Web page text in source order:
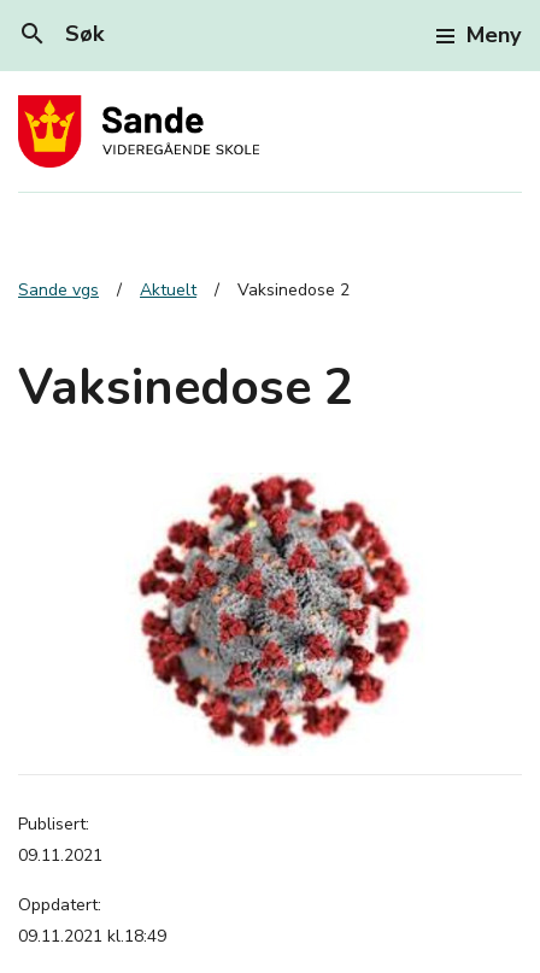
search Søk Meny
Sande vgs Aktuelt Vaksinedose 2
Vaksinedose 2
Publisert:
09.11.2021
Oppdatert:
09.11.2021 kl.18:49